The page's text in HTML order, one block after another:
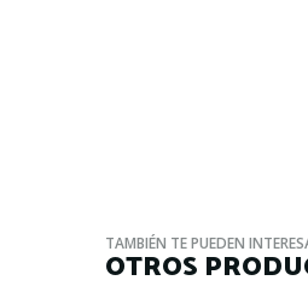
TAMBIÉN TE PUEDEN
OTROS